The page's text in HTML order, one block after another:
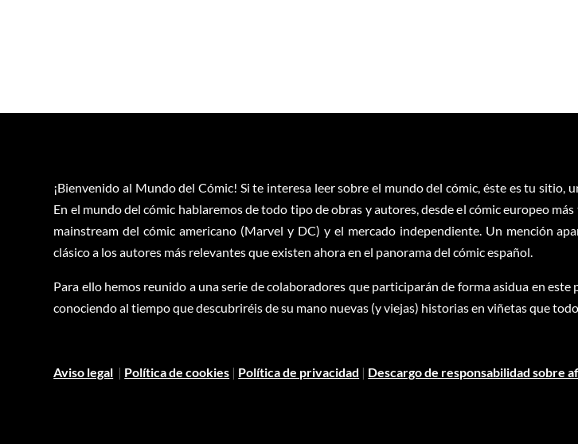
¡Bienvenido al Mundo del Cómic! Si te interesa leer sobre el mundo del cómic, éste es tu
En el mundo del cómic hablaremos de todo tipo de obras y autores, desde el cómic europeo
mainstream del cómic americano (Marvel y DC) y el mercado independiente. Un mención
clásico a los autores más relevantes que existen ahora en el panorama del cómic español.
Para ello hemos reunido a una serie de colaboradores que participarán de forma asidua en
conociendo al tiempo que descubriréis de su mano nuevas (y viejas) historias en viñetas que
Aviso legal | Política de cookies | Política de privacidad | Descargo de responsabilidad sobre